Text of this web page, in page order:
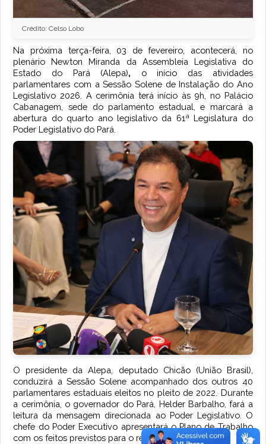
Crédito: Celso Lobo
Na próxima terça-feira, 03 de fevereiro, acontecerá, no
plenário Newton Miranda da Assembleia Legislativa do
Estado do Pará (Alepa), o início das atividades
parlamentares com a Sessão Solene de Instalação do Ano
Legislativo 2026. A cerimônia terá início às 9h, no Palácio
Cabanagem, sede do parlamento estadual, e marcará a
abertura do quarto ano legislativo da 61ª Legislatura do
Poder Legislativo do Pará.
O presidente da Alepa, deputado Chicão (União Brasil),
conduzirá a Sessão Solene acompanhado dos outros 40
parlamentares estaduais eleitos no pleito de 2022. Durante
a cerimônia, o governador do Pará, Helder Barbalho, fará a
leitura da mensagem direcionada ao Poder Legislativo. O
chefe do Poder Executivo apresentará o Plano de Trabalho
com os feitos previstos para o respectivo ano.